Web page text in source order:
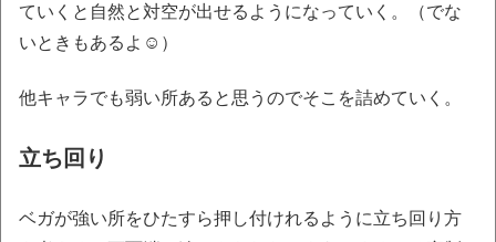
ていくと自然と対空が出せるようになっていく。（でな
いときもあるよ☺）
他キャラでも弱い所あると思うのでそこを詰めていく。
立ち回り
ベガが強い所をひたすら押し付けれるように立ち回り方